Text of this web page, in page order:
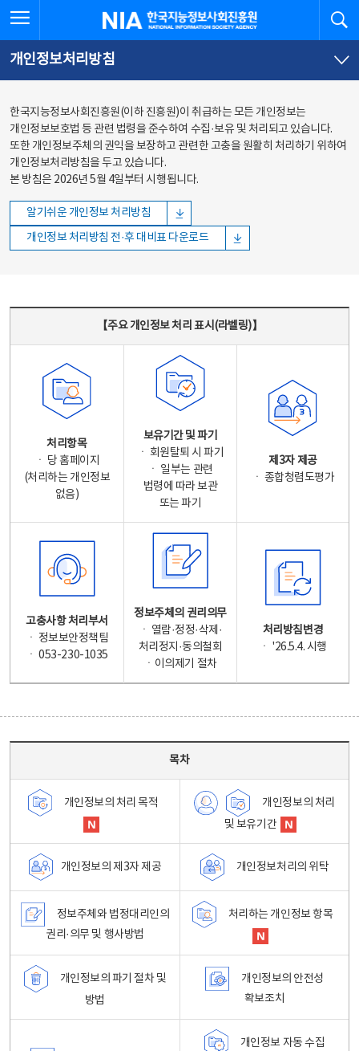
바로가기
바로가기
한국지능정보사회진흥원
개인정보처리방침
한국지능정보사회진흥원(이하 진흥원)이 취급하는 모든 개인정보는
개인정보보호법 등 관련 법령을 준수하여 수집·보유 및 처리되고 있습니다.
또한 개인정보주체의 권익을 보장하고 관련한 고충을 원활히 처리하기 위하여
개인정보처리방침을 두고 있습니다.
본 방침은 2026년 5월 4일부터 시행됩니다.
알기쉬운 개인정보 처리방침
개인정보 처리방침 전·후 대비표 다운로드
【주요 개인정보 처리 표시(라벨링)】
처리항목
ㆍ 당 홈페이지
(처리하는 개인정보
없음)
보유기간 및 파기
ㆍ 회원탈퇴 시 파기
ㆍ 일부는 관련
법령에 따라 보관
또는 파기
제3자 제공
ㆍ 종합청렴도평가
고충사항 처리부서
ㆍ 정보보안정책팀
ㆍ 053-230-1035
정보주체의 권리의무
ㆍ 열람·정정·삭제·
처리정지·동의철회
ㆍ이의제기 절차
처리방침변경
ㆍ '26.5.4. 시행
목차
개인정보의 처리 목적
개인정보의 처리
및 보유기간
개인정보의 제3자 제공 개인정보처리의 위탁
정보주체와 법정대리인의
권리·의무 및 행사방법
처리하는 개인정보 항목
개인정보의 파기 절차 및
방법
개인정보의 안전성
확보조치
개인정보 자동 수집